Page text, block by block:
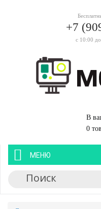
+7
с 10:00
В
0
МЕНЮ